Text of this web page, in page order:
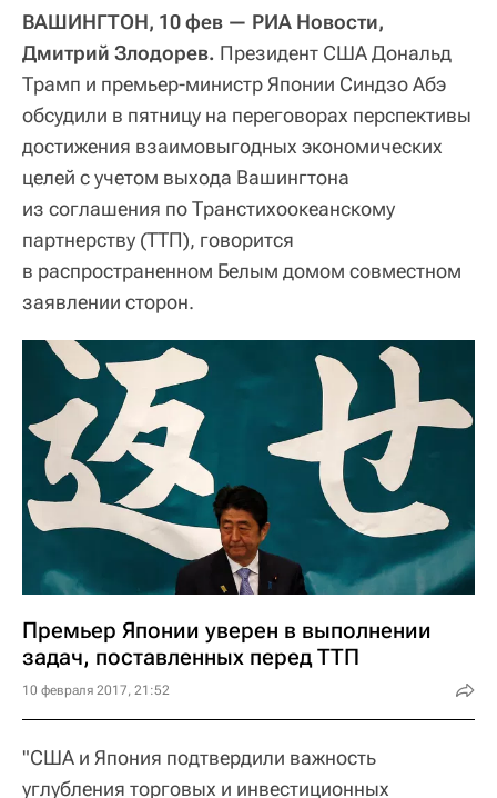
ВАШИНГТОН, 10 фев — РИА Новости,
Дмитрий Злодорев. Президент США Дональд
Трамп и премьер-министр Японии Синдзо Абэ
обсудили в пятницу на переговорах перспективы
достижения взаимовыгодных экономических
целей с учетом выхода Вашингтона
из соглашения по Транстихоокеанскому
партнерству (ТТП), говорится
в распространенном Белым домом совместном
заявлении сторон.
Премьер Японии уверен в выполнении
задач, поставленных перед ТТП
10 февраля 2017, 21:52
"США и Япония подтвердили важность
углубления торговых и инвестиционных